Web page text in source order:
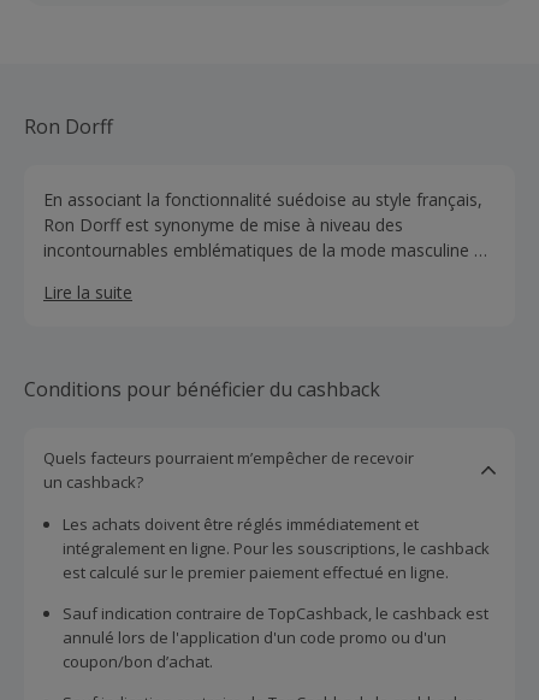
Ron Dorff
En associant la fonctionnalité suédoise au style français,
Ron Dorff est synonyme de mise à niveau des
incontournables emblématiques de la mode masculine du
de détente, de sous-vêtements ou de maillots de bain. Le
portées au gymnase, à la maison ou au travail.Depuis de
nombreuses années, Ron Dorff a développé sa présence
sportswear - plein de cerveaux, pas de pénurie de
beauté". par le magazine Fashionbeans.
Lire la suite
Conditions pour bénéficier du cashback
Quels facteurs pourraient m’empêcher de recevoir
un cashback?
Les achats doivent être réglés immédiatement et
intégralement en ligne. Pour les souscriptions, le cashback
est calculé sur le premier paiement effectué en ligne.
Sauf indication contraire de TopCashback, le cashback est
annulé lors de l'application d'un code promo ou d'un
coupon/bon d’achat.